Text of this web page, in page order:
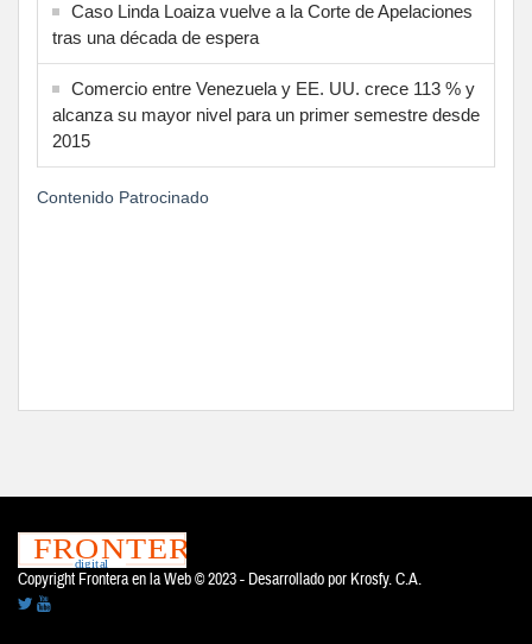
Caso Linda Loaiza vuelve a la Corte de Apelaciones
tras una década de espera
Comercio entre Venezuela y EE. UU. crece 113 % y
alcanza su mayor nivel para un primer semestre desde
2015
Contenido Patrocinado
Copyright Frontera en la Web © 2023 - Desarrollado por Krosfy. C.A.